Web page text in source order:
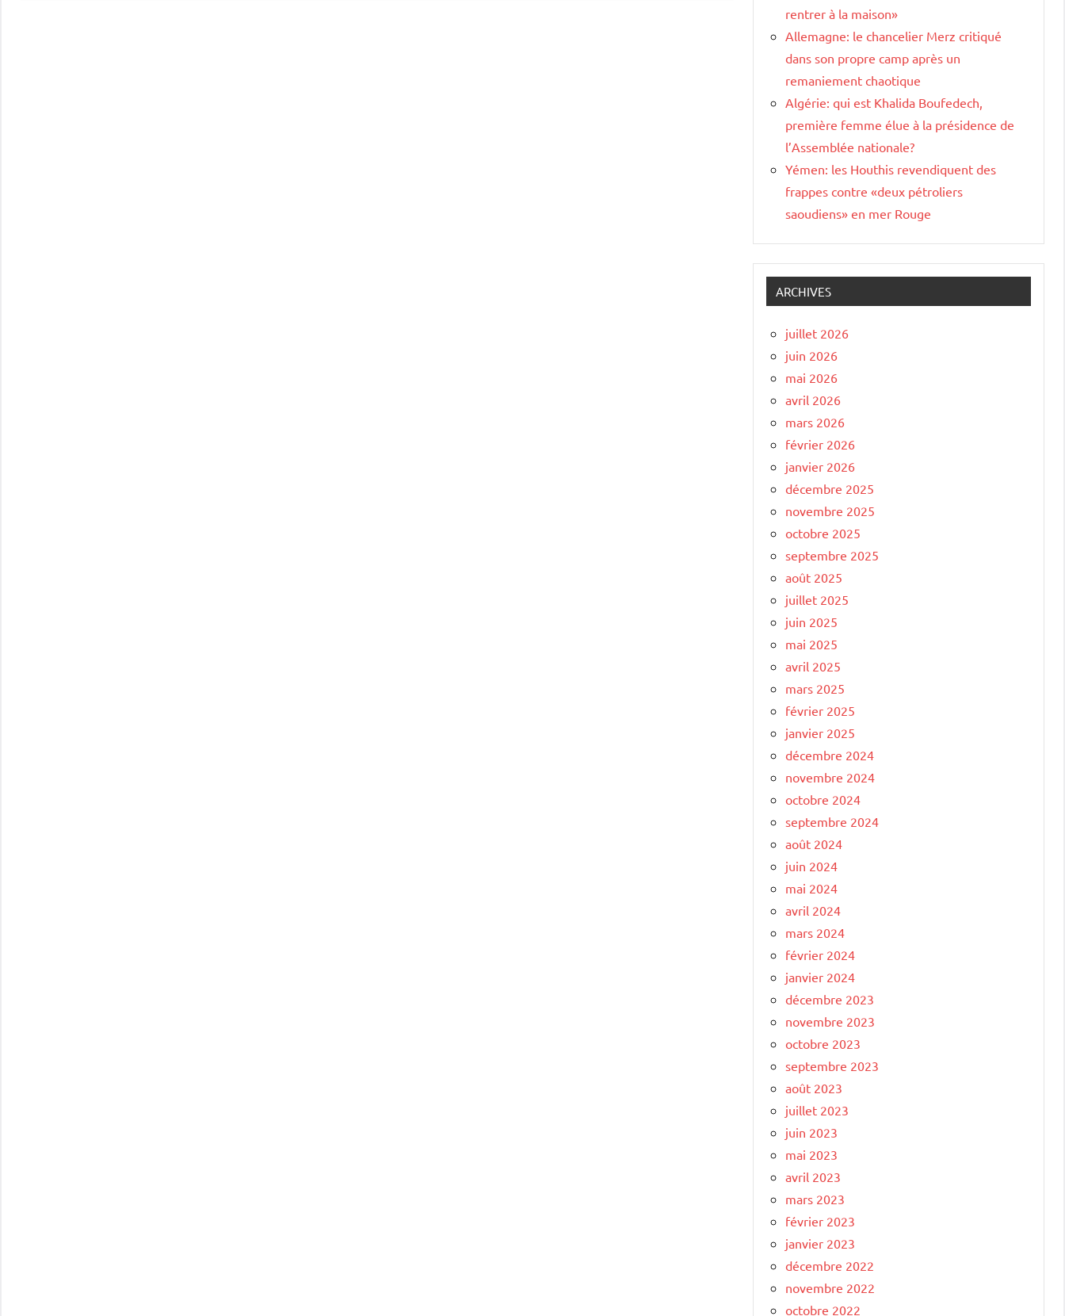
rentrer à la maison»
Allemagne: le chancelier Merz critiqué
dans son propre camp après un
remaniement chaotique
Algérie: qui est Khalida Boufedech,
première femme élue à la présidence de
l’Assemblée nationale?
Yémen: les Houthis revendiquent des
frappes contre «deux pétroliers
saoudiens» en mer Rouge
ARCHIVES
juillet 2026
juin 2026
mai 2026
avril 2026
mars 2026
février 2026
janvier 2026
décembre 2025
novembre 2025
octobre 2025
septembre 2025
août 2025
juillet 2025
juin 2025
mai 2025
avril 2025
mars 2025
février 2025
janvier 2025
décembre 2024
novembre 2024
octobre 2024
septembre 2024
août 2024
juin 2024
mai 2024
avril 2024
mars 2024
février 2024
janvier 2024
décembre 2023
novembre 2023
octobre 2023
septembre 2023
août 2023
juillet 2023
juin 2023
mai 2023
avril 2023
mars 2023
février 2023
janvier 2023
décembre 2022
novembre 2022
octobre 2022